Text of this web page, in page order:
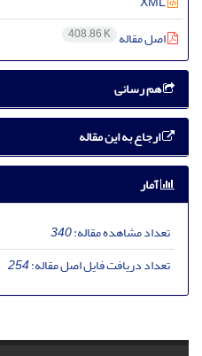
اصل مقاله 408.86 K
هم رسانی
ارجاع به این مقاله
آمار
تعداد مشاهده مقاله:340
تعداد دریافت فایل اصل مقاله:254